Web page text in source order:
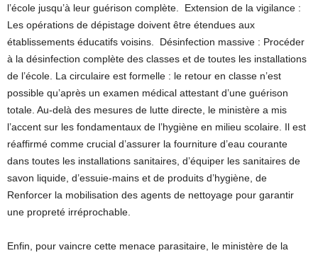
l’école jusqu’à leur guérison complète. Extension de la vigilance :
Les opérations de dépistage doivent être étendues aux
établissements éducatifs voisins. Désinfection massive : Procéder
à la désinfection complète des classes et de toutes les installations
de l’école. La circulaire est formelle : le retour en classe n’est
possible qu’après un examen médical attestant d’une guérison
totale. Au-delà des mesures de lutte directe, le ministère a mis
l’accent sur les fondamentaux de l’hygiène en milieu scolaire. Il est
réaffirmé comme crucial d’assurer la fourniture d’eau courante
dans toutes les installations sanitaires, d’équiper les sanitaires de
savon liquide, d’essuie-mains et de produits d’hygiène, de
Renforcer la mobilisation des agents de nettoyage pour garantir
une propreté irréprochable.
Enfin, pour vaincre cette menace parasitaire, le ministère de la